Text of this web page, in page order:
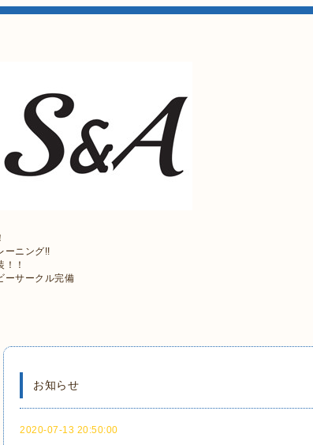
ーニング!!
！
ーサークル完備
お知らせ
2020-07-13 20:50:00